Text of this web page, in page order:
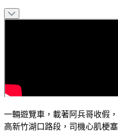
一輛遊覽車，載著阿兵哥收假
高新竹湖口路段，司機心肌梗